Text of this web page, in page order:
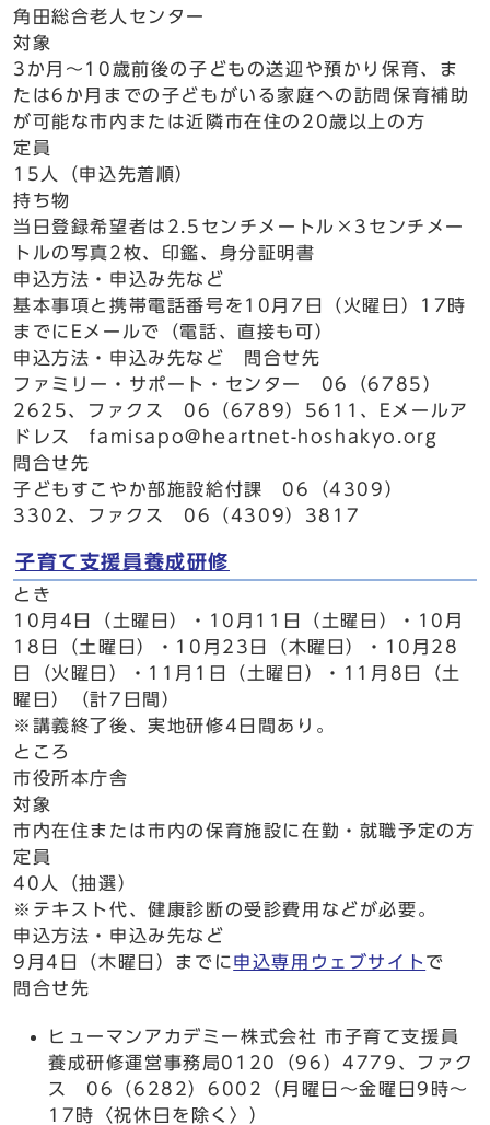
角田総合老人センター
対象
3か月～10歳前後の子どもの送迎や預かり保育、ま
たは6か月までの子どもがいる家庭への訪問保育補助
が可能な市内または近隣市在住の20歳以上の方
定員
15人（申込先着順）
持ち物
当日登録希望者は2.5センチメートル×3センチメー
トルの写真2枚、印鑑、身分証明書
申込方法・申込み先など
基本事項と携帯電話番号を10月7日（火曜日）17時
までにEメールで（電話、直接も可）
申込方法・申込み先など 問合せ先
ファミリー・サポート・センター 06（6785）
2625、ファクス 06（6789）5611、Eメールア
ドレス famisapo@heartnet-hoshakyo.org
問合せ先
子どもすこやか部施設給付課 06（4309）
3302、ファクス 06（4309）3817
子育て支援員養成研修
とき
10月4日（土曜日）・10月11日（土曜日）・10月
18日（土曜日）・10月23日（木曜日）・10月28
日（火曜日）・11月1日（土曜日）・11月8日（土
曜日）（計7日間）
※講義終了後、実地研修4日間あり。
ところ
市役所本庁舎
対象
市内在住または市内の保育施設に在勤・就職予定の方
定員
40人（抽選）
※テキスト代、健康診断の受診費用などが必要。
申込方法・申込み先など
9月4日（木曜日）までに 申込専用ウェブサイト で
問合せ先
ヒューマンアカデミー株式会社 市子育て支援員
養成研修運営事務局0120（96）4779、ファク
ス 06（6282）6002（月曜日～金曜日9時～
17時〈祝休日を除く〉）